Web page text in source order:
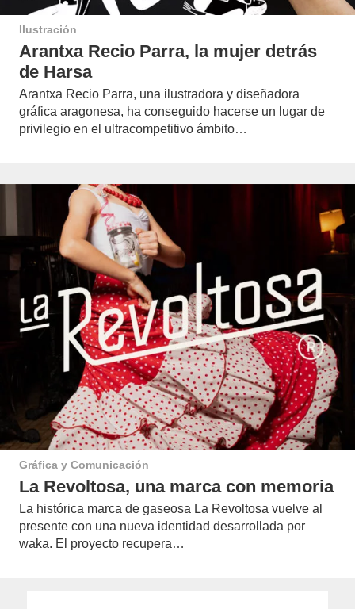
Ilustración
Arantxa Recio Parra, la mujer detrás
de Harsa
Arantxa Recio Parra, una ilustradora y diseñadora
gráfica aragonesa, ha conseguido hacerse un lugar de
privilegio en el ultracompetitivo ámbito…
Gráfica y Comunicación
La Revoltosa, una marca con memoria
La histórica marca de gaseosa La Revoltosa vuelve al
presente con una nueva identidad desarrollada por
waka. El proyecto recupera…